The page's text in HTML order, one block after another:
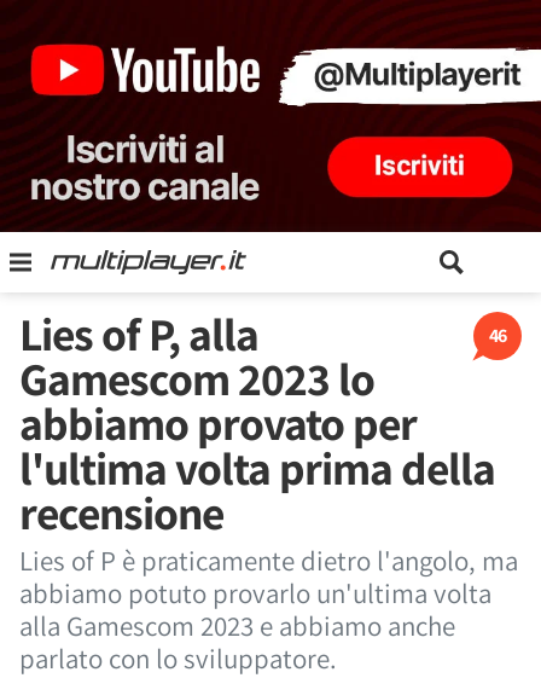
46
Lies of P, alla
Gamescom 2023 lo
abbiamo provato per
l'ultima volta prima della
recensione
Lies of P è praticamente dietro l'angolo, ma
abbiamo potuto provarlo un'ultima volta
alla Gamescom 2023 e abbiamo anche
parlato con lo sviluppatore.